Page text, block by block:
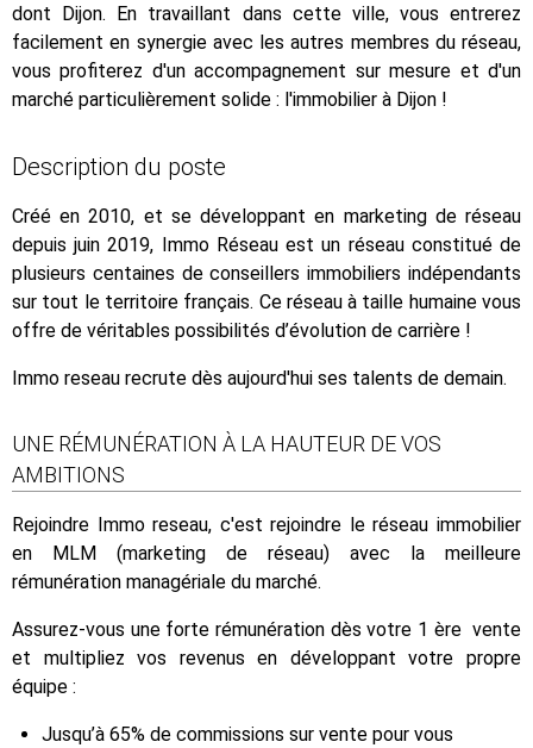
dont Dijon. En travaillant dans cette ville, vous entrerez
facilement en synergie avec les autres membres du réseau,
vous profiterez d'un accompagnement sur mesure et d'un
marché particulièrement solide : l'immobilier à Dijon !
Description du poste
Créé en 2010, et se développant en marketing de réseau
depuis juin 2019, Immo Réseau est un réseau constitué de
plusieurs centaines de conseillers immobiliers indépendants
sur tout le territoire français. Ce réseau à taille humaine vous
offre de véritables possibilités d’évolution de carrière !
Immo reseau recrute dès aujourd'hui ses talents de demain.
UNE RÉMUNÉRATION À LA HAUTEUR DE VOS
AMBITIONS
Rejoindre Immo reseau, c'est rejoindre le réseau immobilier
en MLM (marketing de réseau) avec la meilleure
rémunération managériale du marché.
Assurez-vous une forte rémunération dès votre 1 ère vente
et multipliez vos revenus en développant votre propre
équipe :
Jusqu’à 65% de commissions sur vente pour vous